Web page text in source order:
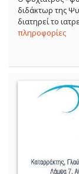
διδάκτωρ της
διατηρεί το
πληροφορίες